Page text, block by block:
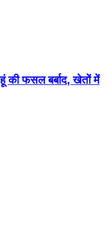
की फसल बर्बाद, खेतों में